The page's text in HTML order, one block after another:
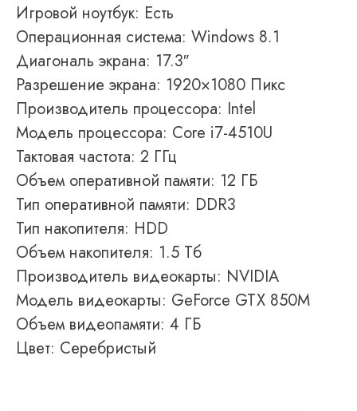
Игровой ноутбук: Есть
Операционная система: Windows 8.1
Диагональ экрана: 17.3″
Разрешение экрана: 1920×1080 Пикс
Производитель процессора: Intel
Модель процессора: Core i7-4510U
Тактовая частота: 2 ГГц
Объем оперативной памяти: 12 ГБ
Тип оперативной памяти: DDR3
Тип накопителя: HDD
Объем накопителя: 1.5 Тб
Производитель видеокарты: NVIDIA
Модель видеокарты: GeForce GTX 850M
Объем видеопамяти: 4 ГБ
Цвет: Серебристый